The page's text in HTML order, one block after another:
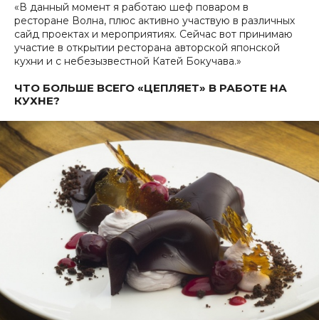
«В данный момент я работаю шеф поваром в
ресторане Волна, плюс активно участвую в различных
сайд проектах и мероприятиях. Сейчас вот принимаю
участие в открытии ресторана авторской японской
кухни и с небезызвестной Катей Бокучава.»
ЧТО БОЛЬШЕ ВСЕГО «ЦЕПЛЯЕТ» В РАБОТЕ НА
КУХНЕ?